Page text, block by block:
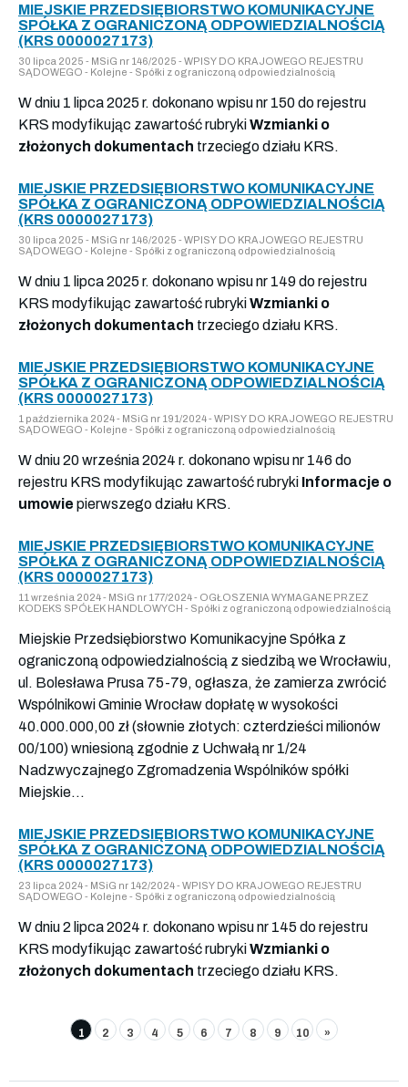
MIEJSKIE PRZEDSIĘBIORSTWO KOMUNIKACYJNE
SPÓŁKA Z OGRANICZONĄ ODPOWIEDZIALNOŚCIĄ
(KRS 0000027173)
30 lipca 2025 - MSiG nr 146/2025 - WPISY DO KRAJOWEGO REJESTRU
SĄDOWEGO - Kolejne - Spółki z ograniczoną odpowiedzialnością
W dniu 1 lipca 2025 r. dokonano wpisu nr 150 do rejestru
KRS modyfikując zawartość rubrykiWzmianki o
złożonych dokumentach trzeciego działu KRS.
MIEJSKIE PRZEDSIĘBIORSTWO KOMUNIKACYJNE
SPÓŁKA Z OGRANICZONĄ ODPOWIEDZIALNOŚCIĄ
(KRS 0000027173)
30 lipca 2025 - MSiG nr 146/2025 - WPISY DO KRAJOWEGO REJESTRU
SĄDOWEGO - Kolejne - Spółki z ograniczoną odpowiedzialnością
W dniu 1 lipca 2025 r. dokonano wpisu nr 149 do rejestru
KRS modyfikując zawartość rubrykiWzmianki o
złożonych dokumentach trzeciego działu KRS.
MIEJSKIE PRZEDSIĘBIORSTWO KOMUNIKACYJNE
SPÓŁKA Z OGRANICZONĄ ODPOWIEDZIALNOŚCIĄ
(KRS 0000027173)
1 października 2024 - MSiG nr 191/2024 - WPISY DO KRAJOWEGO REJESTRU
SĄDOWEGO - Kolejne - Spółki z ograniczoną odpowiedzialnością
W dniu 20 września 2024 r. dokonano wpisu nr 146 do
rejestru KRS modyfikując zawartość rubryki Informacje o
umowie pierwszego działu KRS.
MIEJSKIE PRZEDSIĘBIORSTWO KOMUNIKACYJNE
SPÓŁKA Z OGRANICZONĄ ODPOWIEDZIALNOŚCIĄ
(KRS 0000027173)
11 września 2024 - MSiG nr 177/2024 - OGŁOSZENIA WYMAGANE PRZEZ
KODEKS SPÓŁEK HANDLOWYCH - Spółki z ograniczoną odpowiedzialnością
Miejskie Przedsiębiorstwo Komunikacyjne Spółka z
ograniczoną odpowiedzialnością z siedzibą we Wrocławiu,
ul. Bolesława Prusa 75-79, ogłasza, że zamierza zwrócić
Wspólnikowi Gminie Wrocław dopłatę w wysokości
40.000.000,00 zł (słownie złotych: czterdzieści milionów
00/100) wniesioną zgodnie z Uchwałą nr 1/24
Nadzwyczajnego Zgromadzenia Wspólników spółki
Miejskie...
MIEJSKIE PRZEDSIĘBIORSTWO KOMUNIKACYJNE
SPÓŁKA Z OGRANICZONĄ ODPOWIEDZIALNOŚCIĄ
(KRS 0000027173)
23 lipca 2024 - MSiG nr 142/2024 - WPISY DO KRAJOWEGO REJESTRU
SĄDOWEGO - Kolejne - Spółki z ograniczoną odpowiedzialnością
W dniu 2 lipca 2024 r. dokonano wpisu nr 145 do rejestru
KRS modyfikując zawartość rubrykiWzmianki o
złożonych dokumentach trzeciego działu KRS.
1 2 3 4 5 6 7 8 9 10 »